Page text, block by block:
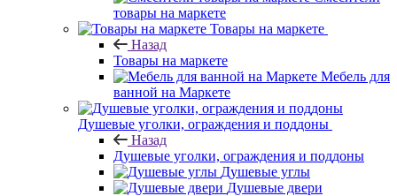
товары на маркете
Товары на маркете
Назад
Товары на маркете
Мебель для
ванной на Маркете
Душевые уголки, ограждения и поддоны
Назад
Душевые уголки, ограждения и поддоны
Душевые углы
Душевые двери